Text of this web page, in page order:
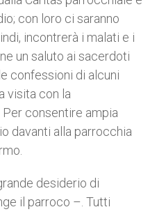
con loro ci saranno
incontrerà i malati e i
un saluto ai sacerdoti
confessioni di alcuni
visita con la
consentire ampia
davanti alla parrocchia
desiderio di
il parroco –. Tutti